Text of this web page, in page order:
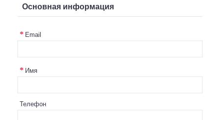
Основная информация
Email
Имя
Телефон